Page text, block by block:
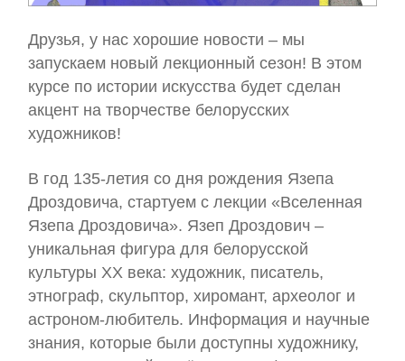
Друзья, у нас хорошие новости – мы
запускаем новый лекционный сезон! В этом
курсе по истории искусства будет сделан
акцент на творчестве белорусских
художников!
В год 135-летия со дня рождения Язепа
Дроздовича, стартуем с лекции «Вселенная
Язепа Дроздовича». Язеп Дроздович –
уникальная фигура для белорусской
культуры ХХ века: художник, писатель,
этнограф, скульптор, хиромант, археолог и
астроном-любитель. Информация и научные
знания, которые были доступны художнику,